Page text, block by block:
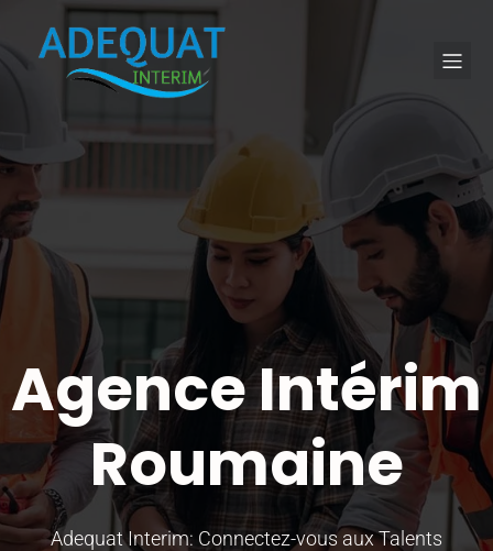
Agence Intérim
Roumaine
Adequat Interim: Connectez-vous aux Talents